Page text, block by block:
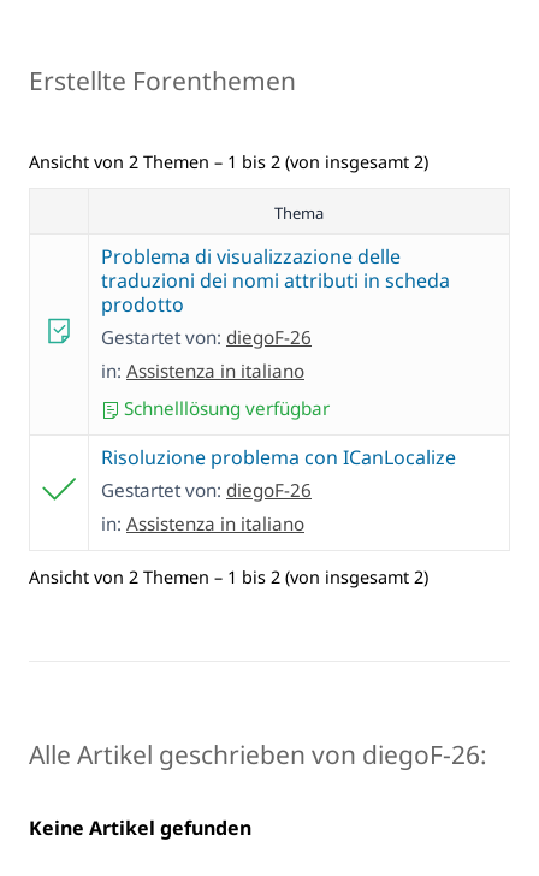
Erstellte Forenthemen
Ansicht von 2 Themen – 1 bis 2 (von insgesamt 2)
Thema
Problema di visualizzazione delle
traduzioni dei nomi attributi in scheda
prodotto
Gestartet von: diegoF-26
in: Assistenza in italiano
Schnelllösung verfügbar
Risoluzione problema con ICanLocalize
Gestartet von: diegoF-26
in: Assistenza in italiano
Ansicht von 2 Themen – 1 bis 2 (von insgesamt 2)
Alle Artikel geschrieben von diegoF-26:
Keine Artikel gefunden